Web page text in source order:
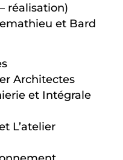
réalisation)
et Bard
Architectes
et Intégrale
L’atelier